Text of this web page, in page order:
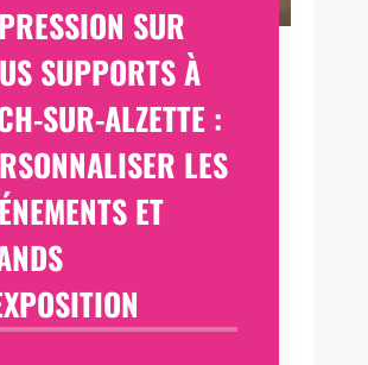
SUR
SUPPORTS À
SUR-ALZETTE :
LES
ET